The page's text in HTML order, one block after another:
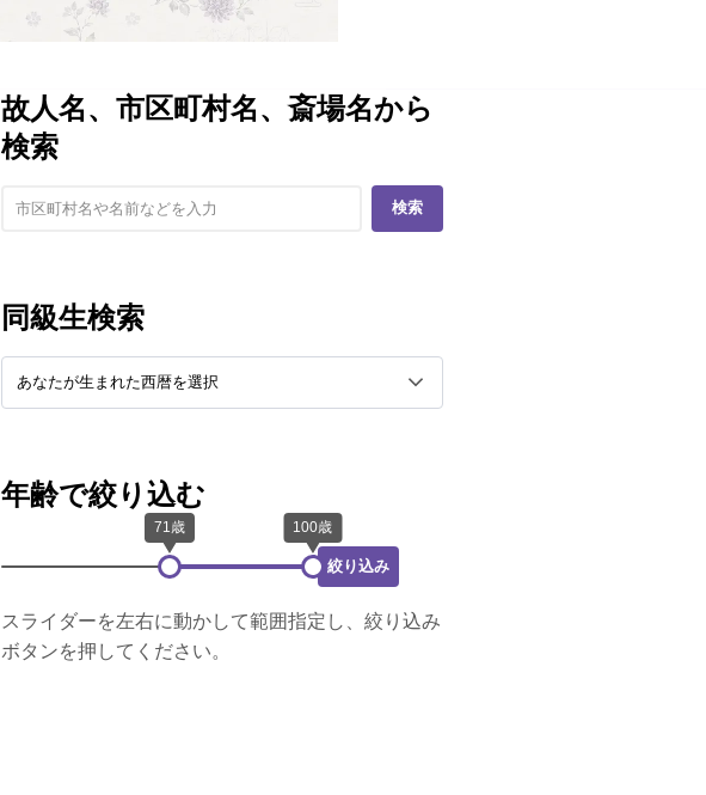
故人名、市区町村名、斎場名から
検索
検索
同級生検索
年齢で絞り込む
絞り込み
スライダーを左右に動かして範囲指定し、絞り込み
ボタンを押してください。